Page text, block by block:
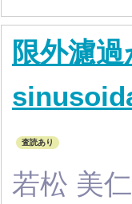
限外濾
査読あり
若松 美